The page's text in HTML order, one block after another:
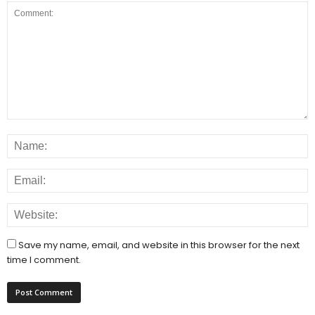
Save my name, email, and website in this browser for the next
time I comment.